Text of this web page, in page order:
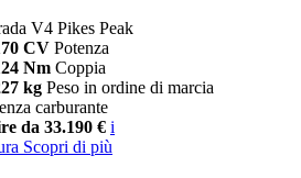
V4 Pikes Peak
CV Potenza
Nm Coppia
kg Peso in ordine di marcia
carburante
da 33.190 € i
Scopri di più